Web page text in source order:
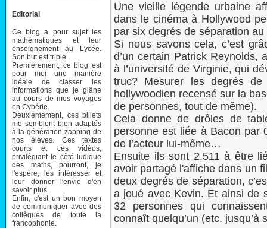
Editorial
Ce blog a pour sujet les
mathématiques et leur
enseignement au Lycée.
Son but est triple.
Premièrement, ce blog est
pour moi une manière
idéale de classer les
informations que je glâne
au cours de mes voyages
en Cybérie.
Deuxièmement, ces billets
me semblent bien adaptés
à la génération zapping de
nos élèves. Ces textes
courts et ces vidéos,
privilégiant le côté ludique
des maths, pourront, je
l'espère, les intéresser et
leur donner l'envie d'en
savoir plus.
Enfin, c'est un bon moyen
de communiquer avec des
collègues de toute la
francophonie.
Une vieille légende urbaine
dans le cinéma à Hollywood
par six degrés de séparation
Si nous savons cela, c’est
d’un certain Patrick Reynolds,
à l’université de Virginie, qui
truc? Mesurer les degrés
hollywoodien recensé sur la
de personnes, tout de même).
Cela donne de drôles de
personne est liée à Bacon par
de l’acteur lui-même…
Ensuite ils sont 2.511 à être
avoir partagé l'affiche dans un
deux degrés de séparation,
a joué avec Kevin. Et ainsi de
32 personnes qui
connaît quelqu’un (etc. jusqu’à